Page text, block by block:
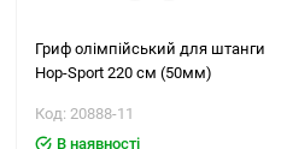
Гриф олімпійський для штанги
Hop-Sport 220 см (50мм)
Код: 20888-11
В наявності